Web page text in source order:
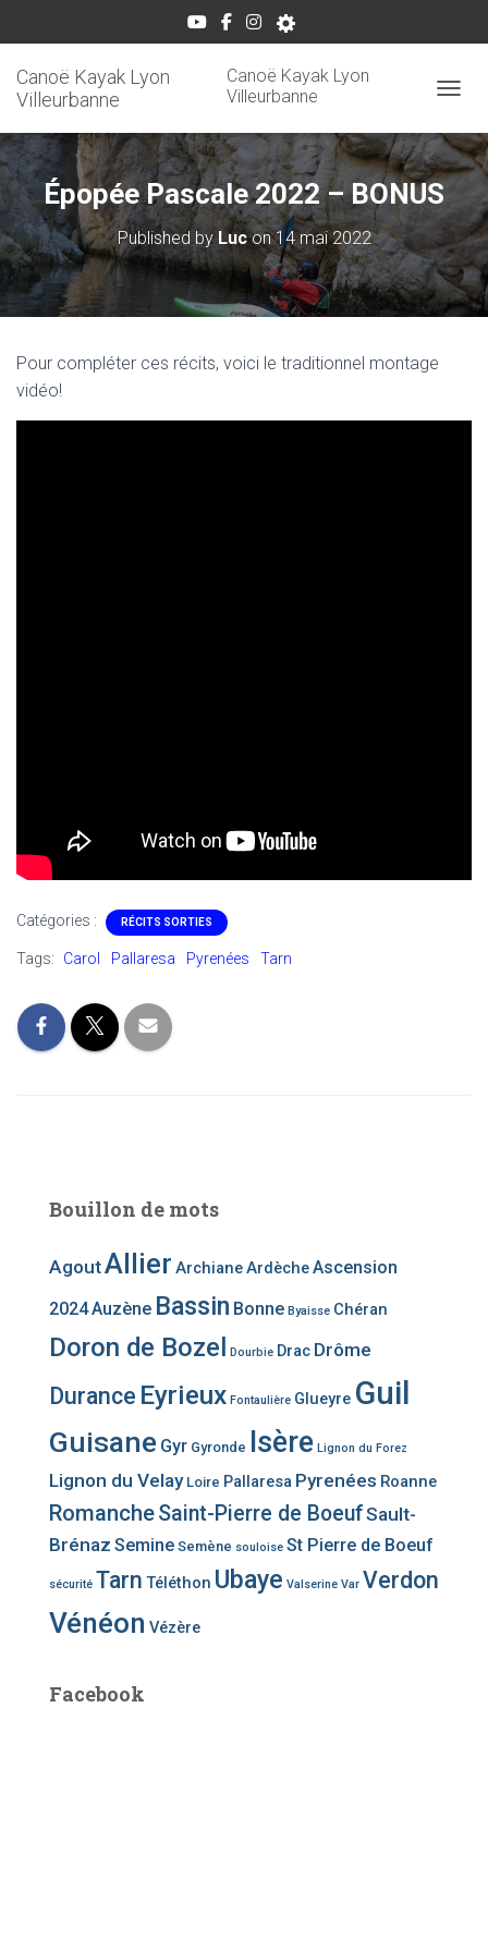
Canoë Kayak Lyon
Villeurbanne
Canoë Kayak Lyon
Villeurbanne
Épopée Pascale 2022 – BONUS
Published by Lucon14 mai 2022
Pour compléter ces récits, voici le traditionnel montage
vidéo!
Catégories : RÉCITS SORTIES
Tags: Carol Pallaresa Pyrenées Tarn
Bouillon de mots
AgoutAllier ArchianeArdècheAscension
2024Auzène Bassin Bonne Byaisse Chéran
Doron de Bozel Dourbie Drac Drôme
Durance Eyrieux Fontaulière Glueyre Guil
Guisane Gyr Gyronde Isère Lignon du Forez
Lignon du Velay Loire Pallaresa Pyrenées Roanne
RomancheSaint-Pierre de BoeufSault-
Brénaz Semine Semène souloise St Pierre de Boeuf
sécurité Tarn Téléthon Ubaye Valserine Var Verdon
Vénéon Vézère
Facebook